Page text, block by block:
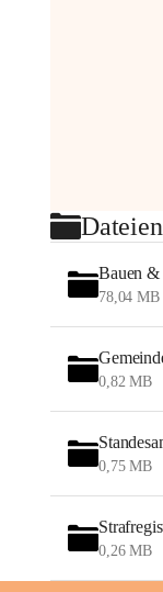
Dateien
Bauen &
78,04 MB
0,82 MB
0,75 MB
0,26 MB